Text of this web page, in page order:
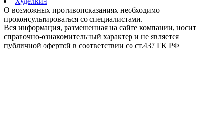
О возможных противопоказаниях необходимо
проконсультироваться со специалистами.
Вся информация, размещенная на сайте компании, носит
справочно-ознакомительный характер и не является
публичной офертой в соответствии со ст.437 ГК РФ